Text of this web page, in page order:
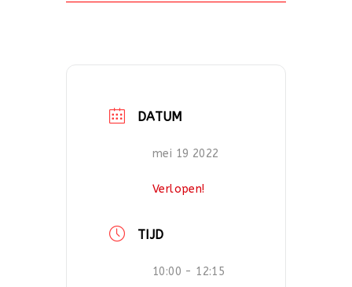
DATUM
mei 19 2022
Verlopen!
TIJD
10:00 - 12:15